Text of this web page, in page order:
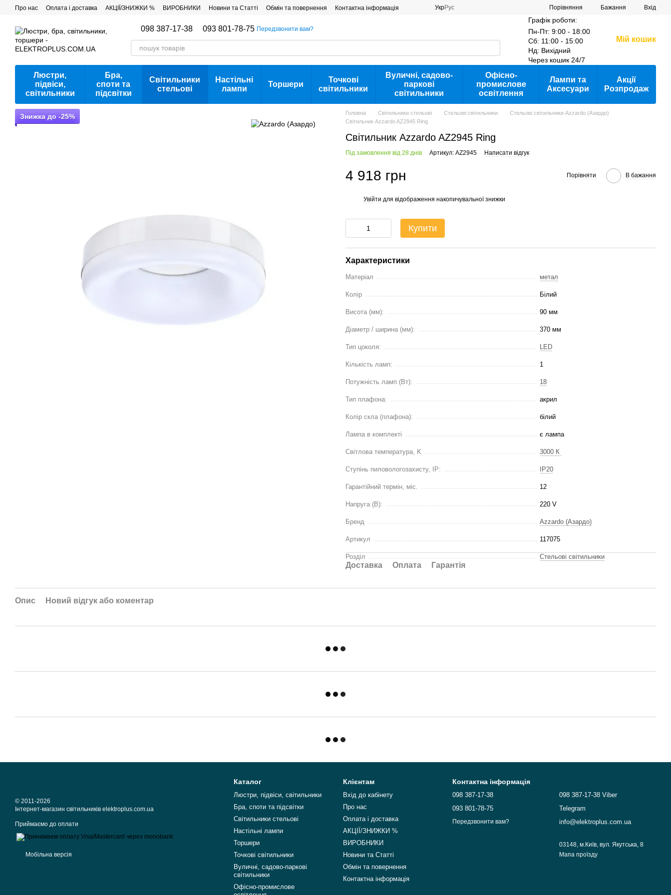
Перейти до основного контенту
Про нас Оплата і доставка АКЦІЇ/ЗНИЖКИ % ВИРОБНИКИ Новини та Статті Обмін та повернення Контактна інформація УкрРус Порівняння Бажання Вхід
098 387-17-38 093 801-78-75 Передзвонити вам?
Графік роботи:
Пн-Пт: 9:00 - 18:00
Сб: 11:00 - 15:00
Нд: Вихідний
Через кошик 24/7
Мій кошик
Люстри,
підвіси,
світильники
Бра,
споти та
підсвітки
Світильники
стельові
Настільні
лампи
Торшери
Точкові
світильники
Вуличні, садово-
паркові
світильники
Офісно-
промислове
освітлення
Лампи та
Аксесуари
Акції
Розпродаж
Знижка до -25% Головна Світильники стельові Стельові світильники
Стельові світильники Azzardo (Азардо)
Світильник Azzardo AZ2945 Ring
Світильник Azzardo AZ2945 Ring
Під замовлення від 28 днів Артикул: AZ2945 Написати відгук
4 918 грн Порівняти В бажання
Увійти для відображення накопичувальної знижки
Купити
Характеристики
Матеріал метал
Колір Білий
Висота (мм): 90 мм
Діаметр / ширина (мм): 370 мм
Тип цоколя: LED
Кількість ламп: 1
Потужність ламп (Вт): 18
Тип плафона: акрил
Колір скла (плафона): білий
Лампа в комплекті є лампа
Світлова температура, K 3000 К
Ступінь пиловологозахисту, IP: IP20
Гарантійний термін, міс. 12
Напруга (В): 220 V
Бренд Azzardo (Азардо)
Артикул 117075
Розділ Стельові світильники
Доставка Оплата Гарантія
Опис Новий відгук або коментар
© 2011-2026
Iнтернет-магазин світильників elektroplus.com.ua
Приймаємо до оплати
Мобільна версія
Каталог
Люстри, підвіси, світильники
Бра, споти та підсвітки
Світильники стельові
Настільні лампи
Торшери
Точкові світильники
Вуличні, садово-паркові
світильники
Офісно-промислове
Клієнтам
Вхід до кабінету
Про нас
Оплата і доставка
АКЦІЇ/ЗНИЖКИ %
ВИРОБНИКИ
Новини та Статті
Обмін та повернення
Контактна інформація
Контактна інформація
098 387-17-38
093 801-78-75
Передзвонити вам?
098 387-17-38 Viber
Telegram
info@elektroplus.com.ua
03148, м.Київ, вул. Якутська, 8
Мапа проїзду